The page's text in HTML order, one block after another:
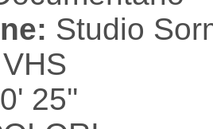
Studio
VHS
25''